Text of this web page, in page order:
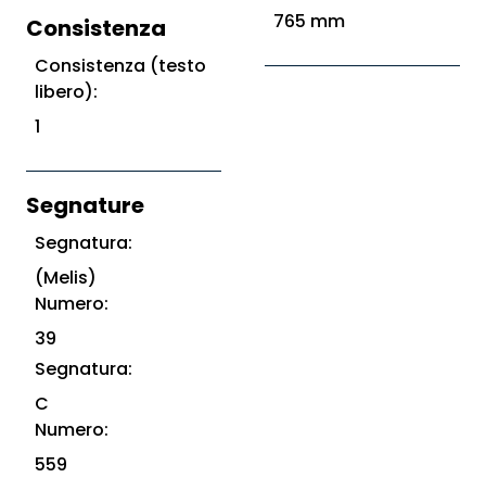
Consistenza
Consistenza (testo
libero):
1
Segnature
Segnatura:
(Melis)
Numero:
39
Segnatura:
C
Numero:
559
765 mm